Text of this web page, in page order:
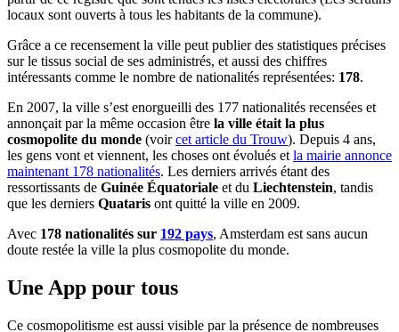
locaux sont ouverts à tous les habitants de la commune).
Grâce a ce recensement la ville peut publier des statistiques précises
sur le tissus social de ses administrés, et aussi des chiffres
intéressants comme le nombre de nationalités représentées: 178.
En 2007, la ville s’est enorgueilli des 177 nationalités recensées et
annonçait par la même occasion être la ville était la plus
cosmopolite du monde (voircet article du Trouw). Depuis 4 ans,
les gens vont et viennent, les choses ont évolués et la mairie annonce
maintenant 178 nationalités. Les derniers arrivés étant des
ressortissants de Guinée Équatoriale et du Liechtenstein, tandis
que les derniers Quataris ont quitté la ville en 2009.
Avec 178 nationalités sur 192 pays, Amsterdam est sans aucun
doute restée la ville la plus cosmopolite du monde.
Une App pour tous
Ce cosmopolitisme est aussi visible par la présence de nombreuses